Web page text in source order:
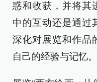
惑和收获，并将其
中的互动还是通过
深化对展览和作品
自己的经验与记忆。